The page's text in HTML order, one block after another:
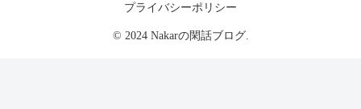
プライバシーポリシー
© 2024 Nakarの閑話ブログ.